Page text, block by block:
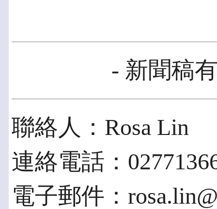
- 新聞稿
聯絡人：Rosa Lin
連絡電話：
電子郵件：